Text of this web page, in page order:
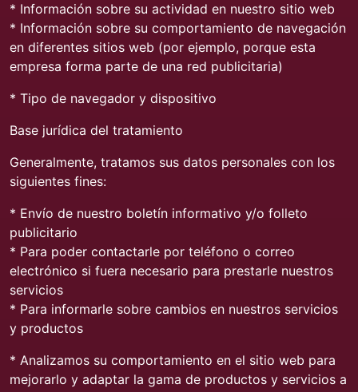
* Información sobre su actividad en nuestro sitio web
* Información sobre su comportamiento de navegación
en diferentes sitios web (por ejemplo, porque esta
empresa forma parte de una red publicitaria)
* Tipo de navegador y dispositivo
Base jurídica del tratamiento
Generalmente, tratamos sus datos personales con los
siguientes fines:
* Envío de nuestro boletín informativo y/o folleto
publicitario
* Para poder contactarle por teléfono o correo
electrónico si fuera necesario para prestarle nuestros
servicios
* Para informarle sobre cambios en nuestros servicios
y productos
* Analizamos su comportamiento en el sitio web para
mejorarlo y adaptar la gama de productos y servicios a